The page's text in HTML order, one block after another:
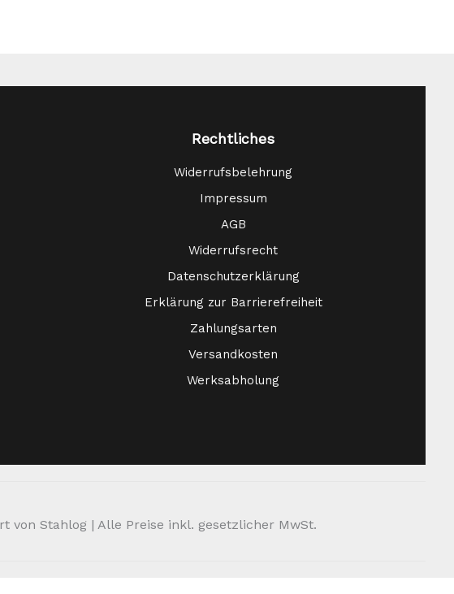
Rechtliches
Widerrufsbelehrung
Impressum
AGB
Widerrufsrecht
Datenschutzerklärung
Erklärung zur Barrierefreiheit
Zahlungsarten
Versandkosten
Werksabholung
von Stahlog | Alle Preise inkl. gesetzlicher MwSt.